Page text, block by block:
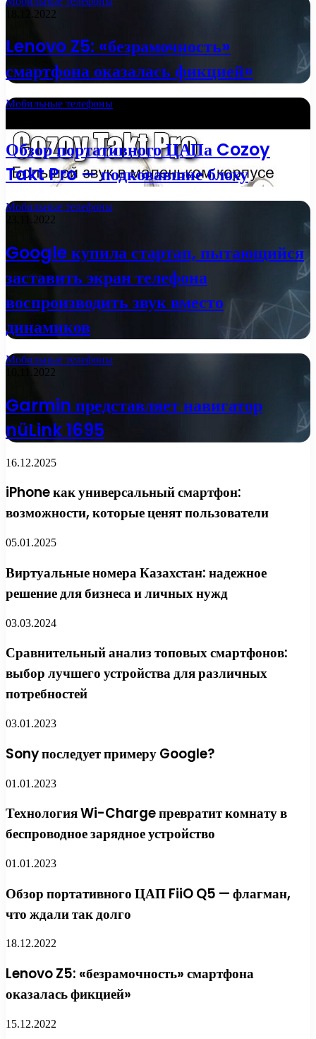
18.12.2022
Lenovo Z5: «безрамочность»
смартфона оказалась фикцией»
Мобильные телефоны
Обзор портативного ЦАПа Cozoy
Takt Pro — подковавшие блоху
Мобильные телефоны
23.11.2022
Google купила стартап, пытающийся
заставить экран телефона
воспроизводить звук вместо
динамиков
Мобильные телефоны
10.11.2022
Garmin представляет навигатор
nüLink 1695
16.12.2025
iPhone как универсальный смартфон:
возможности, которые ценят пользователи
05.01.2025
Виртуальные номера Казахстан: надежное
решение для бизнеса и личных нужд
03.03.2024
Сравнительный анализ топовых смартфонов:
выбор лучшего устройства для различных
потребностей
03.01.2023
Sony последует примеру Google?
01.01.2023
Технология Wi-Charge превратит комнату в
беспроводное зарядное устройство
01.01.2023
Обзор портативного ЦАП FiiO Q5 — флагман,
что ждали так долго
18.12.2022
Lenovo Z5: «безрамочность» смартфона
оказалась фикцией»
15.12.2022